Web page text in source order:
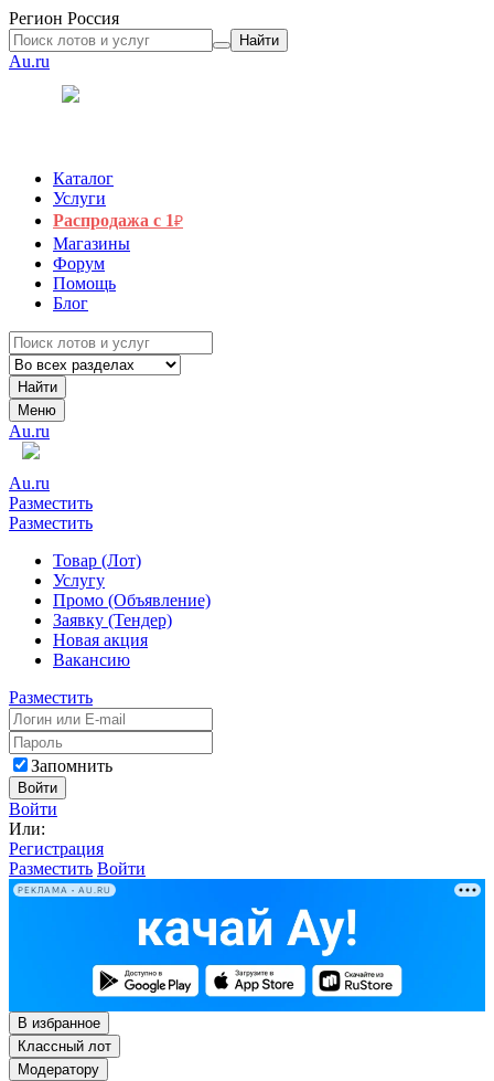
Регион Россия
Найти
Au.ru
Каталог
Услуги
Распродажа с 1₽
Магазины
Форум
Помощь
Блог
Найти
Меню
Au.ru
Au.ru
Разместить
Разместить
Товар (Лот)
Услугу
Промо (Объявление)
Заявку (Тендер)
Новая акция
Вакансию
Разместить
Запомнить
Войти
Войти
Или:
Регистрация
Разместить Войти
РЕКЛАМА • AU.RU
В избранное
Классный лот
Модератору